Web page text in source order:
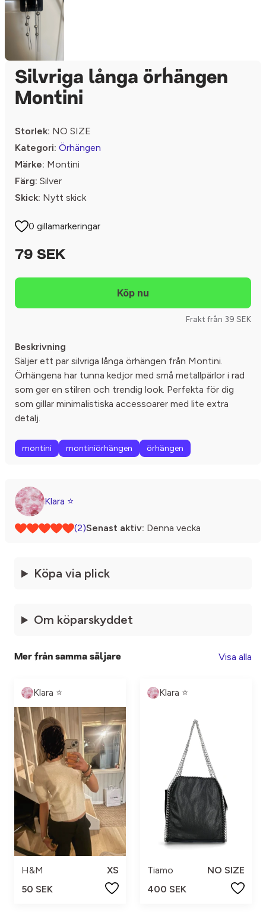
Silvriga långa örhängen
Montini
Storlek: NO SIZE
Kategori: Örhängen
Märke: Montini
Färg: Silver
Skick: Nytt skick
0 gillamarkeringar
79 SEK
Frakt från 39 SEK
Beskrivning
Säljer ett par silvriga långa örhängen från Montini.
Örhängena har tunna kedjor med små metallpärlor i rad
som ger en stilren och trendig look. Perfekta för dig
som gillar minimalistiska accessoarer med lite extra
detalj.
montini montiniörhängen örhängen
Klara ⭐️
(2)Senast aktiv: Denna vecka
Köpa via plick
Om köparskyddet
Mer från samma säljare Visa alla
Klara ⭐️
H&M
XS
50 SEK
Klara ⭐️
Tiamo
NO SIZE
400 SEK